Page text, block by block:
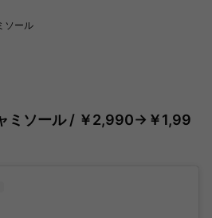
ミソール / ￥2,990→￥1,99